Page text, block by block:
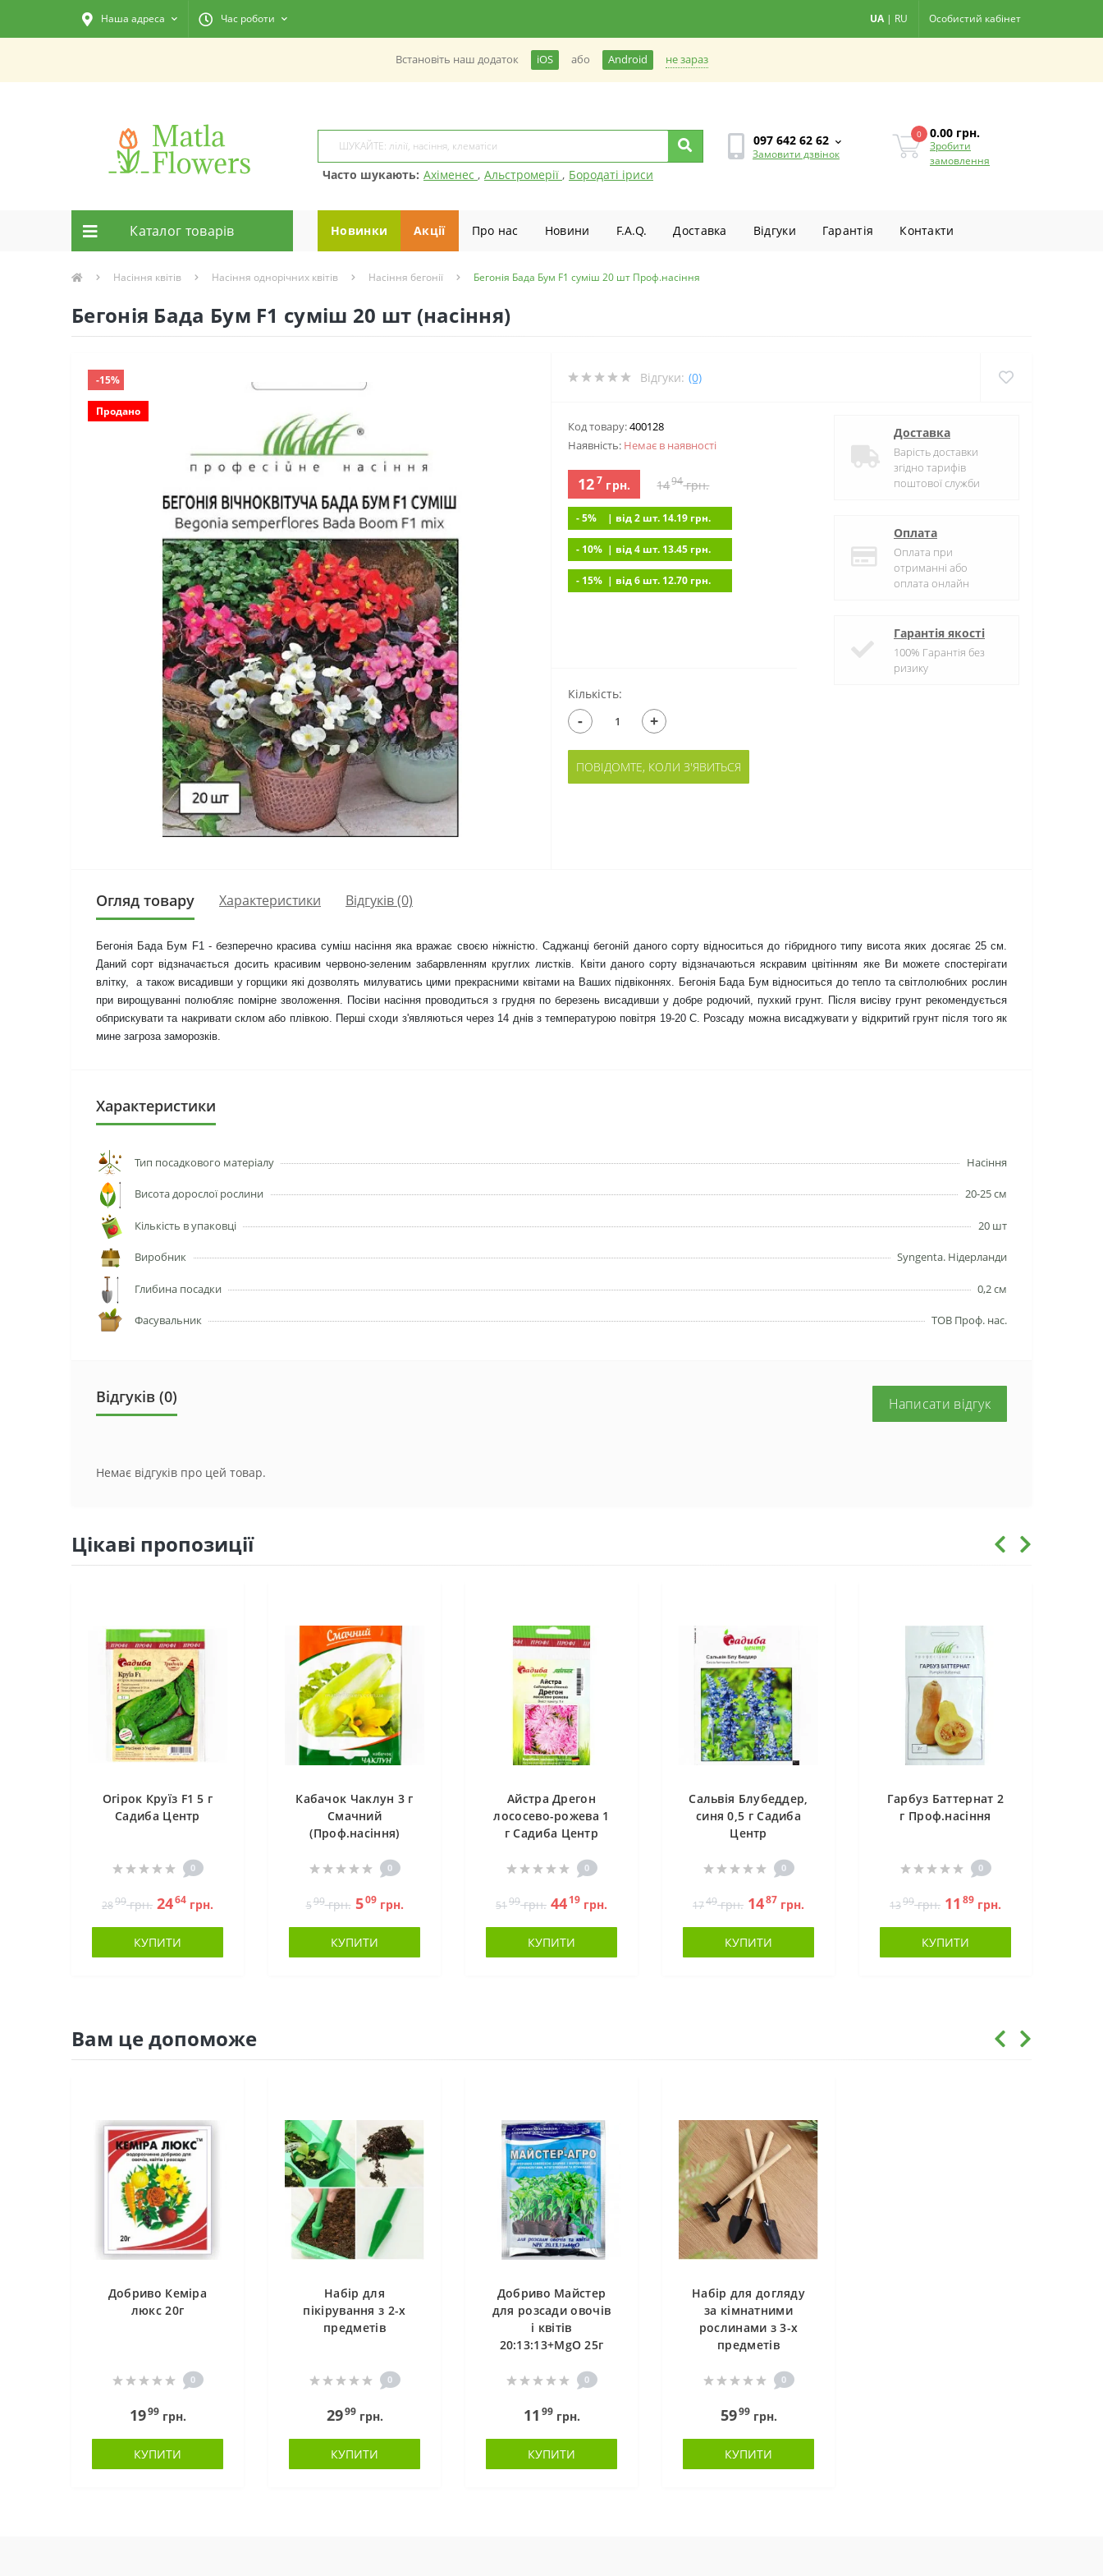
Наша адреса Час роботи UA | RU Особистий кабінет
Встановiть наш додаток iOS або Android не зараз
Часто шукають: Ахіменес , Альстромерії , Бородаті іриси
097 642 62 62
Замовити дзвінок
0 0.00 грн.
Зробити
замовлення
Каталог товарiв Новинки Акції Про нас Новини F.A.Q. Доставка Вiдгуки Гарантiя Контакти
Насіння квітів Насіння однорічних квітів Насіння бегонії Бегонія Бада Бум F1 суміш 20 шт Проф.насіння
Бегонія Бада Бум F1 суміш 20 шт (насіння)
-15%
Продано
Відгуки: (0)
Код товару:400128
Наявність: Немає в наявностi
127 грн. 1494грн.
- 5% | вiд 2 шт. 14.19 грн.
- 10% | вiд 4 шт. 13.45 грн.
- 15% | вiд 6 шт. 12.70 грн.
Доставка
Варість доставки
згідно тарифів
поштової служби
Оплата
Оплата при
отриманні або
оплата онлайн
Гарантія якості
100% Гарантія без
ризику
Кількість:
- +
ПОВІДОМТЕ, КОЛИ З'ЯВИТЬСЯ
Огляд товару Характеристики Відгуків (0)
Бегонія Бада Бум F1 - безперечно красива суміш насіння яка вражає своєю ніжністю. Саджанці бегоній даного сорту відноситься до гібридного типу висота яких досягає 25 см.
Даний сорт відзначається досить красивим червоно-зеленим забарвленням круглих листків. Квіти даного сорту відзначаються яскравим цвітінням яке Ви можете спостерігати
влітку,  а також висадивши у горщики які дозволять милуватись цими прекрасними квітами на Ваших підвіконнях. Бегонія Бада Бум відноситься до тепло та світлолюбних рослин
при вирощуванні полюбляє помірне зволоження. Посіви насіння проводиться з грудня по березень висадивши у добре родючий, пухкий грунт. Після висіву грунт рекомендується
обприскувати та накривати склом або плівкою. Перші сходи з'являються через 14 днів з температурою повітря 19-20 С. Розсаду можна висаджувати у відкритий грунт після того як
мине загроза заморозків.
Характеристики
Тип посадкового матеріалу Насіння
Висота дорослої рослини 20-25 см
Кількість в упаковці 20 шт
Виробник Syngenta. Нідерланди
Глибина посадки 0,2 см
Фасувальник ТОВ Проф. нас.
Відгуків (0) Написати відгук
Немає відгуків про цей товар.
Цікаві пропозиції
Огірок Круїз F1 5 г
Садиба Центр
0
2899грн. 2464 грн.
КУПИТИ
Кабачок Чаклун 3 г
Смачний
(Проф.насіння)
0
599грн. 509грн.
КУПИТИ
Айстра Дрегон
лососево-рожева 1
г Садиба Центр
0
5199грн. 4419 грн.
КУПИТИ
Сальвія Блубеддер,
синя 0,5 г Садиба
Центр
0
1749грн. 1487 грн.
КУПИТИ
Гарбуз Баттернат 2
г Проф.насіння
0
1399грн. 11 89 грн.
КУПИТИ
Вам це допоможе
Добриво Кеміра
люкс 20г
0
1999грн.
КУПИТИ
Набір для
пікірування з 2-х
предметів
0
2999грн.
КУПИТИ
Добриво Майстер
для розсади овочів
і квітів
20:13:13+MgO 25г
0
11 99грн.
КУПИТИ
Набір для догляду
за кімнатними
рослинами з 3-х
предметів
0
5999грн.
КУПИТИ